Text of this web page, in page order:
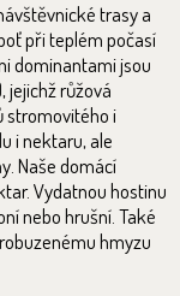
trasy a
při teplém počasí
dominantami jsou
jejichž růžová
stromovitého i
i nektaru, ale
Naše domácí
Vydatnou hostinu
nebo hrušní. Také
hmyzu